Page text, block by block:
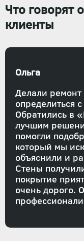
Что говорят
клиенты
Делали ремонт
определиться
Обратились в
лучшим
помогли
который мы
объяснили и
Стены
покрытие
очень дорого.
Ольга